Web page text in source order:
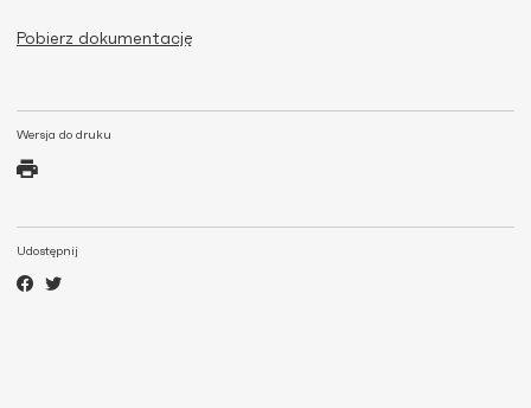
Wersja do druku
Udostępnij
Pobierz dokumentację